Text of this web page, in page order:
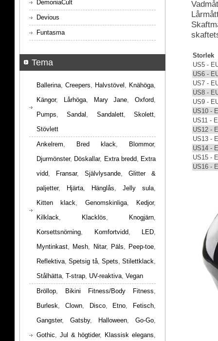
Storlek
US5 -
US6 -
US7 -
US8 -
US9 -
US10 -
US11 -
US12 -
US13 -
US14 -
US15 -
US16 -
DemoniaCult
Devious
Funtasma
Tema
Ballerina, Creepers, Halvstövel , Knähöga,
Kängor, Lårhöga, Mary Jane, Oxford,
Pumps,Sandal , Sandalett,Skolett,
Stövlett
Ankelrem, Bred klack, Blommor,
Djurmönster, Döskallar, Extra bredd, Extra
vidd, Fransar, Självlysande, Glitter &
paljetter, Hjärta, Hänglås, Jelly sula,
Kitten klack, Genomskinliga, Kedjor,
Kilklack, Klacklös, Knogjärn,
Korsettsnörning, Komfortvidd, LED,
Myntinkast, Mesh, Nitar, Päls, Peep-toe,
Reflektiva,Spetsig tå, Spets, Stilettklack,
Stålhätta, T-strap, UV-reaktiva, Vegan
Bröllop, Bikini Fitness/Body Fitness,
Burlesk, Clown, Disco, Etno, Fetisch,
Gangster, Gatsby, Halloween, Go-Go,
Gothic, Jul & högtider, Klassisk elegans,